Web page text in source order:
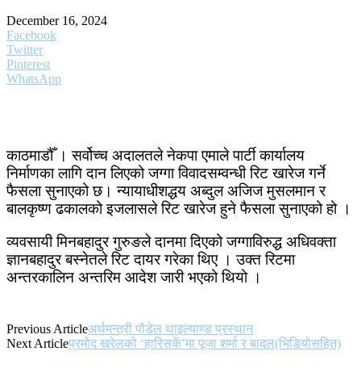
December 16, 2024
Facebook
Twitter
Pinterest
WhatsApp
काठमाडौँ । सर्वोच्च अदालतले नेकपा एमाले पार्टी कार्यालय
निर्माणका लागि दान लिएको जग्गा विवादसम्वन्धी रिट खारेज गर्ने
फैसला सुनाएको छ। न्यायाधीशद्धय अब्दुल अजिज मुसलमान र
बालकृष्ण ढकालको इजलासले रिट खारेज हुने फैसला सुनाएको हो ।
व्यवसायी मिनबहादुर गुरुङले दानमा दिएको जग्गाविरुद्ध अधिवक्ता
ज्ञानबहादुर बस्नेतले रिट दायर गरेका थिए । उक्त रिटमा
अन्तरकालिन अन्तरिम आदेश जारी भएको थियो ।
Previous Articleअर्थमन्त्री पौडेल थाइल्याण्ड प्रस्थान
Next Articleप्रमोद खरेलको ‘हारिसकें’मा पूजा शर्मा र बादल(भिडियोसहित)